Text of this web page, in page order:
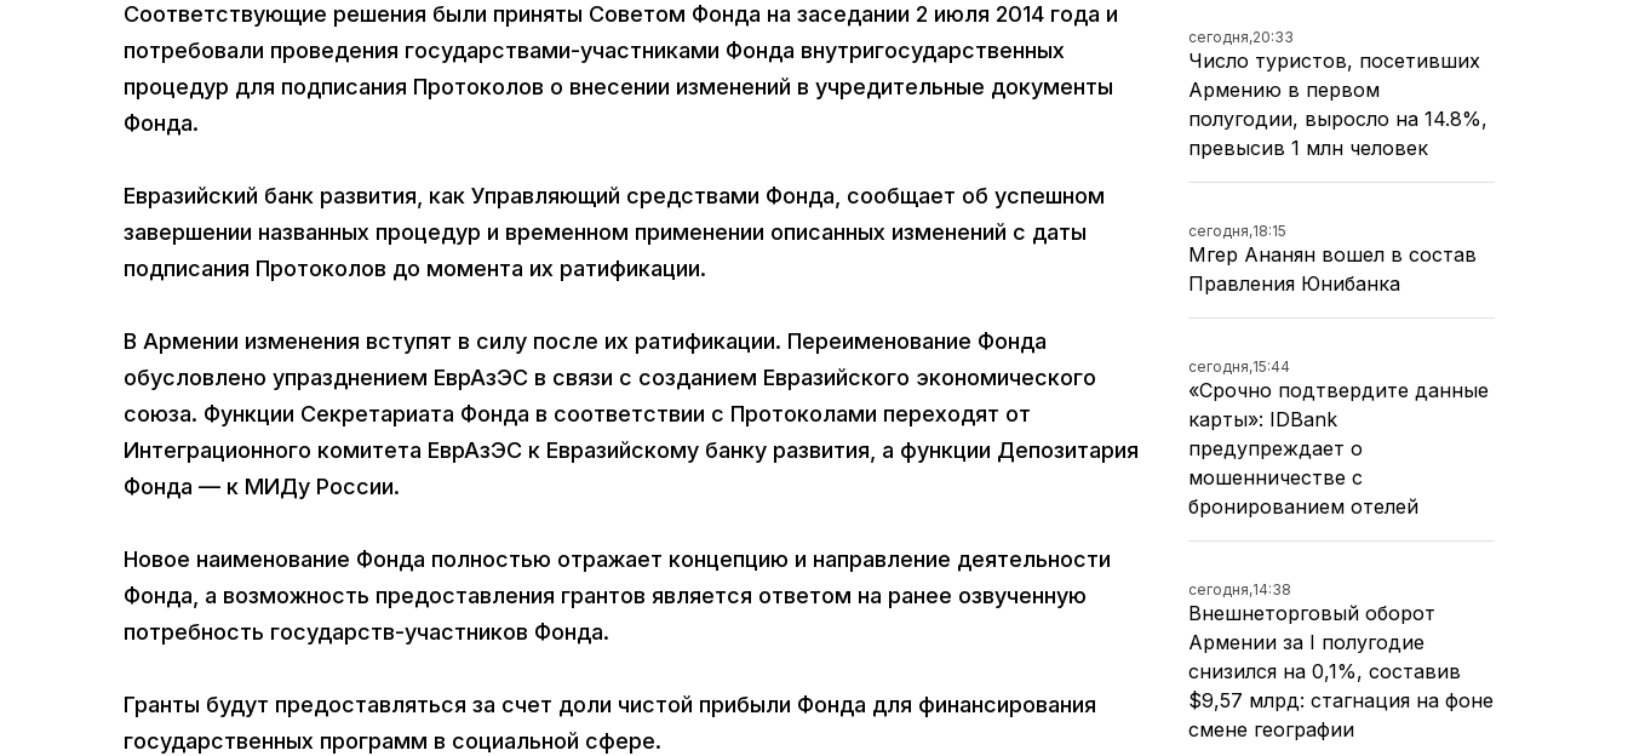
Соответствующие решения были приняты Советом Фонда на заседании 2 июля 2014 года и
потребовали проведения государствами-участниками Фонда внутригосударственных
процедур для подписания Протоколов о внесении изменений в учредительные документы
Фонда.
Евразийский банк развития, как Управляющий средствами Фонда, сообщает об успешном
завершении названных процедур и временном применении описанных изменений с даты
подписания Протоколов до момента их ратификации.
В Армении изменения вступят в силу после их ратификации. Переименование Фонда
обусловлено упразднением ЕврАзЭС в связи с созданием Евразийского экономического
союза. Функции Секретариата Фонда в соответствии с Протоколами переходят от
Интеграционного комитета ЕврАзЭС к Евразийскому банку развития, а функции Депозитария
Фонда — к МИДу России.
Новое наименование Фонда полностью отражает концепцию и направление деятельности
Фонда, а возможность предоставления грантов является ответом на ранее озвученную
потребность государств-участников Фонда.
Гранты будут предоставляться за счет доли чистой прибыли Фонда для финансирования
государственных программ в социальной сфере.
сегодня,20:33
Число туристов, посетивших
Армению в первом
полугодии, выросло на 14.8%,
превысив 1 млн человек
сегодня,18:15
Мгер Ананян вошел в состав
Правления Юнибанка
сегодня,15:44
«Срочно подтвердите данные
карты»: IDBank
предупреждает о
мошенничестве с
бронированием отелей
сегодня,14:38
Внешнеторговый оборот
Армении за I полугодие
снизился на 0,1%, составив
$9,57 млрд: стагнация на фоне
смене географии